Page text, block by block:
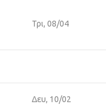
Τρι, 08/04
Δευ, 10/02